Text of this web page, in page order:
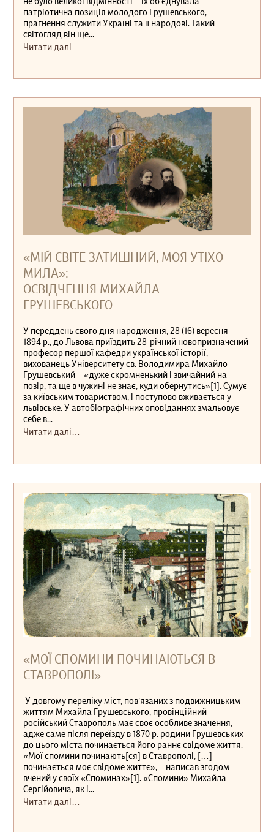
патріотична позиція молодого Грушевського,
прагнення служити Україні та її народові. Такий
світогляд він ще...
Читати далі…
«МІЙ СВІТЕ ЗАТИШНИЙ, МОЯ УТІХО
МИЛА»:
ОСВІДЧЕННЯ МИХАЙЛА
ГРУШЕВСЬКОГО
У переддень свого дня народження, 28 (16) вересня
1894 р., до Львова приїздить 28-річний новопризначений
професор першої кафедри української історії,
вихованець Університету св. Володимира Михайло
Грушевський ‒ «дуже скромненький і звичайний на
позір, та ще в чужині не знає, куди обернутись»[1]. Сумує
за київським товариством, і поступово вживається у
львівське. У автобіографічних оповіданнях змальовує
себе в...
Читати далі…
«МОЇ СПОМИНИ ПОЧИНАЮТЬСЯ В
СТАВРОПОЛІ»
У довгому переліку міст, пов’язаних з подвижницьким
життям Михайла Грушевського, провінційний
російський Ставрополь має своє особливе значення,
адже саме після переїзду в 1870 р. родини Грушевських
до цього міста починається його раннє свідоме життя.
«Мої спомини починають[ся] в Ставрополі, […]
починається моє свідоме життє», ‒ написав згодом
вчений у своїх «Споминах»[1]. «Спомини» Михайла
Сергійовича, як і...
Читати далі…